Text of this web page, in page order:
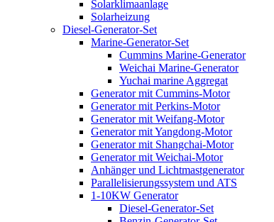
Solarklimaanlage
Solarheizung
Diesel-Generator-Set
Marine-Generator-Set
Cummins Marine-Generator
Weichai Marine-Generator
Yuchai marine Aggregat
Generator mit Cummins-Motor
Generator mit Perkins-Motor
Generator mit Weifang-Motor
Generator mit Yangdong-Motor
Generator mit Shangchai-Motor
Generator mit Weichai-Motor
Anhänger und Lichtmastgenerator
Parallelisierungssystem und ATS
1-10KW Generator
Diesel-Generator-Set